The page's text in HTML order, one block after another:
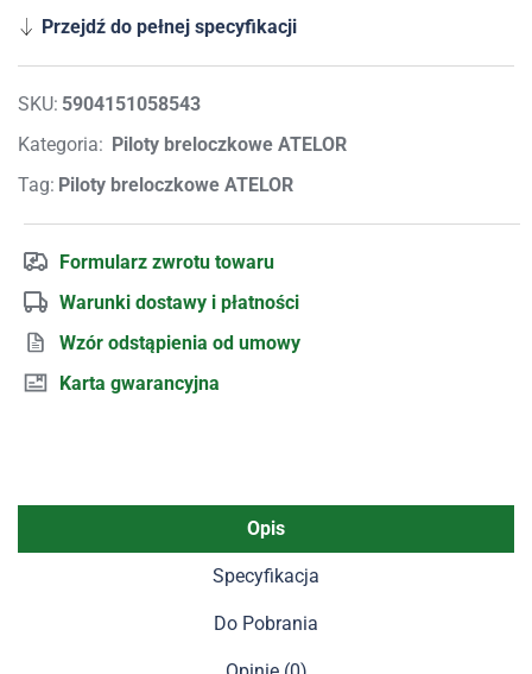
Przejdź do pełnej specyfikacji
SKU: 5904151058543
Kategoria: Piloty breloczkowe ATELOR
Tag: Piloty breloczkowe ATELOR
Formularz zwrotu towaru
Warunki dostawy i płatności
Wzór odstąpienia od umowy
Karta gwarancyjna
Opis
Specyfikacja
Do Pobrania